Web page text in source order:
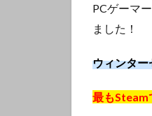
PCゲーマ
ました！
ウィンター
最もSteam